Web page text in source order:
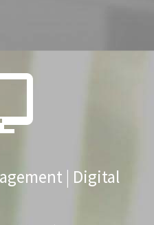
| Digital